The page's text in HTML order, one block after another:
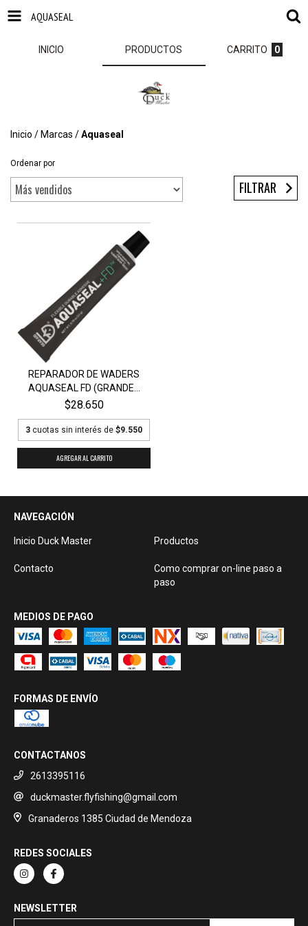
AQUASEAL
INICIO PRODUCTOS CARRITO 0
Inicio / Marcas /Aquaseal
Ordenar por
FILTRAR
REPARADOR DE WADERS
AQUASEAL FD (GRANDE...
$28.650
3 cuotas sin interés de $9.550
NAVEGACIÓN
Inicio Duck Master Productos
Contacto
Como comprar on-line paso a
paso
MEDIOS DE PAGO
FORMAS DE ENVÍO
CONTACTANOS
2613395116
duckmaster.flyfishing@gmail.com
Granaderos 1385 Ciudad de Mendoza
REDES SOCIALES
NEWSLETTER